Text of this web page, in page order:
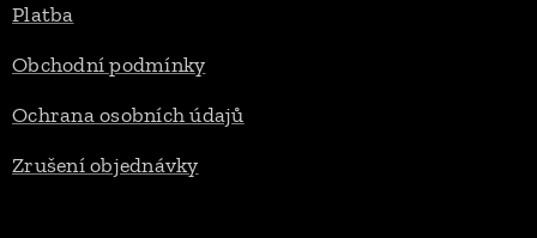
Platba
Obchodní podmínky
Ochrana osobních údajů
Zrušení objednávky